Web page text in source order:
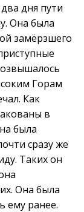
дня пути
Она была
замёрзшего
Горам
Как
в
была
сразу же
Таких он
Она была
ему ранее.